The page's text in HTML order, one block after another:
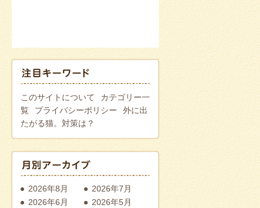
このサイトについて
カテゴリー一
覧
プライバシーポリシー
外に出
たがる猫。対策は？
2026年8月
2026年7月
2026年6月
2026年5月